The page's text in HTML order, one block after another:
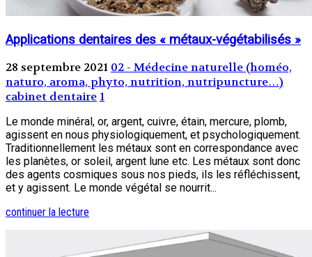
Applications dentaires des « métaux-végétabilisés »
28 septembre 2021 02 - Médecine naturelle (homéo,
naturo, aroma, phyto, nutrition, nutripuncture…)
cabinet dentaire 1
Le monde minéral, or, argent, cuivre, étain, mercure, plomb,
agissent en nous physiologiquement, et psychologiquement.
Traditionnellement les métaux sont en correspondance avec
les planètes, or soleil, argent lune etc. Les métaux sont donc
des agents cosmiques sous nos pieds, ils les réfléchissent,
et y agissent. Le monde végétal se nourrit...
continuer la lecture